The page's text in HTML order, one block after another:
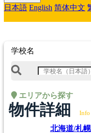
日本語 English 简体中文
学校名
エリアから探す
北海道/札幌
物件詳細 Info